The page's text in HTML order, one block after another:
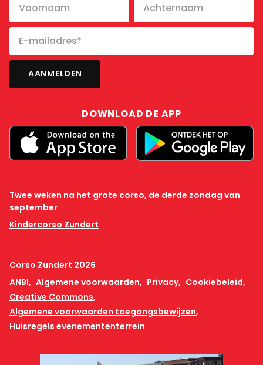
DOWNLOAD DE APP
Twee weken na het grote corso, de derde zondag van
september
Kindercorso Zundert
Corso Zundert 2026
ANBI
Algemene voorwaarden Privacy
Cookiebeleid
Creative Commons
Algemene voorwaarden toegangsbewijzen
Huisregels evenemententerrein